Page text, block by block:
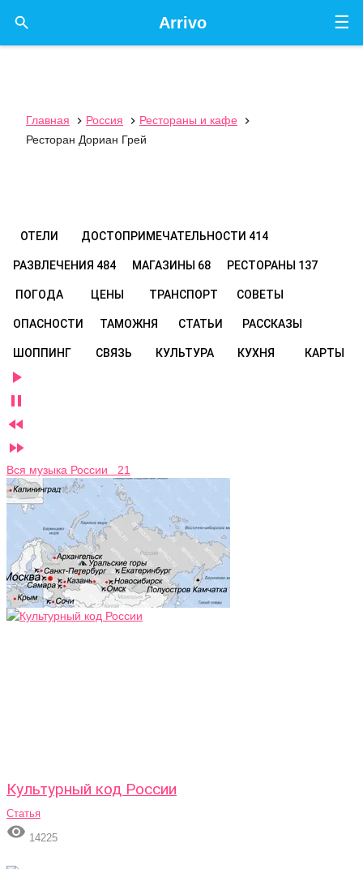
☰
Arrivo

Главная  Россия  Рестораны и кафе

Ресторан Дориан Грей
ОТЕЛИ ДОСТОПРИМЕЧАТЕЛЬНОСТИ 414
РАЗВЛЕЧЕНИЯ 484 МАГАЗИНЫ 68 РЕСТОРАНЫ 137
ПОГОДА ЦЕНЫ ТРАНСПОРТ СОВЕТЫ
ОПАСНОСТИ ТАМОЖНЯ СТАТЬИ РАССКАЗЫ
ШОППИНГ СВЯЗЬ КУЛЬТУРА КУХНЯ КАРТЫ




Вся музыка России 21
Культурный код России
Статья
 14225